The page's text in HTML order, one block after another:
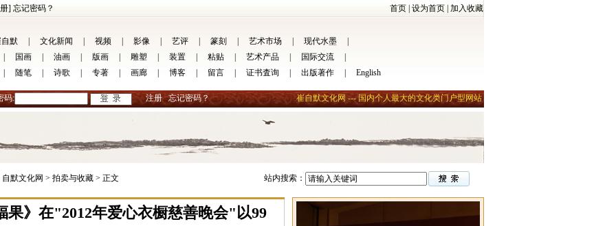
] 忘记密码？ 首页 设为首页 加入收藏
默 文化新闻 视频 影像 艺评 篆刻 艺术市场 现代水墨
国画 油画 版画 雕塑 装置 粘贴 艺术产品 国际交流
随笔 诗歌 专著 画廊 博客 留言 证书査询 出版著作 English
码: 注册 忘记密码？ 崔自默文化网 --- 国内个人最大的文化类门户型网站
自默文化网 > 拍卖与收藏 > 正文 站内搜索：
果》在"2012年爱心衣橱慈善晚会"以99